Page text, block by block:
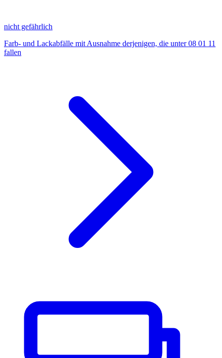
nicht gefährlich
Farb- und Lackabfälle mit Ausnahme derjenigen, die unter 08 01 11
fallen